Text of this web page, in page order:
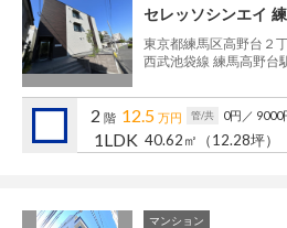
セレッソシンエイ
東京都練馬区高野台２
西武池袋線 練馬高野台
2 階 12.5 万円 管/共 0円 ／ 9000
1LDK 40.62㎡ （12.28坪）
マンション